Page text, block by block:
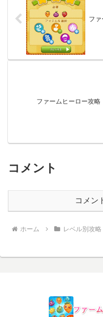
フ
ファームヒーロー攻略
コメント
コメン
ホーム レベル別攻略